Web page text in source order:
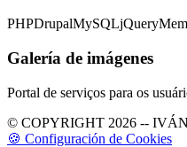
PHPDrupalMySQLjQuery
Galería de imágenes
Portal de serviços para os
© COPYRIGHT 2026 --
🍪 Configuración de Cookies